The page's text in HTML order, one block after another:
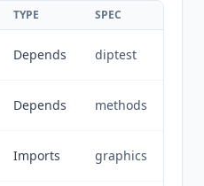
TYPE SPEC
Depends diptest
Depends methods
Imports graphics